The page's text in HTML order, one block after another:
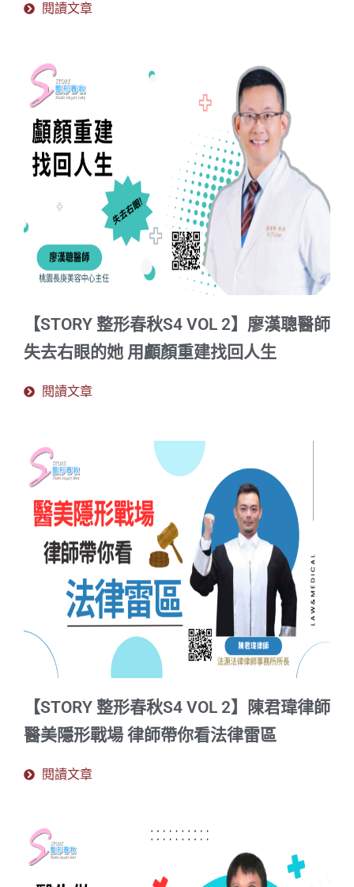
閱讀文章
【STORY 整形春秋S4 VOL 2】廖漢聰醫師
失去右眼的她 用顱顏重建找回人生
閱讀文章
【STORY 整形春秋S4 VOL 2】陳君瑋律師
醫美隱形戰場 律師帶你看法律雷區
閱讀文章